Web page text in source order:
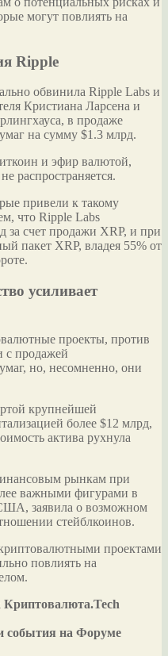
могут повлиять на
Ripple
обвинила Ripple Labs и
Кристиана Ларсена и
в продаже
на сумму $1.3 млрд.
и эфир валютой,
распространяется.
привели к такому
что Ripple Labs
за счет продажи XRP, и при
пакет XRP, владея 55% от
усиливает
проекты, против
с продажей
но, несомненно, они
крупнейшей
более $12 млрд,
актива рухнула
рынкам при
важными фигурами в
заявила о возможном
стейблкоинов.
проектами
повлиять на
Криптовалюта.Tech
события на Форуме